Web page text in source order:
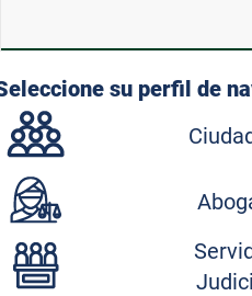
su perfil de